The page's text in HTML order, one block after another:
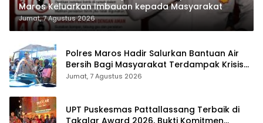
Maros Keluarkan Imbauan kepada Masyarakat
Jumat, 7 Agustus 2026
Polres Maros Hadir Salurkan Bantuan Air
Bersih Bagi Masyarakat Terdampak Krisis
Air Bersih Di Maros
Jumat, 7 Agustus 2026
UPT Puskesmas Pattallassang Terbaik di
Takalar Award 2026, Bukti Komitmen